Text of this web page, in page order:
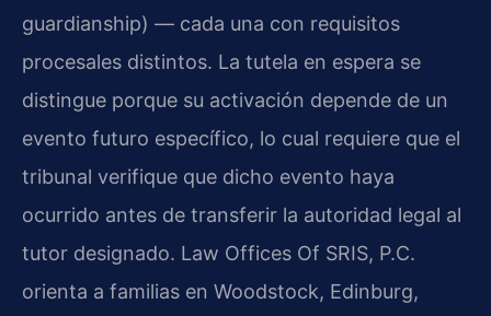
guardianship) — cada una con requisitos
procesales distintos. La tutela en espera se
distingue porque su activación depende de un
evento futuro específico, lo cual requiere que el
tribunal verifique que dicho evento haya
ocurrido antes de transferir la autoridad legal al
tutor designado. Law Offices Of SRIS, P.C.
orienta a familias en Woodstock, Edinburg,